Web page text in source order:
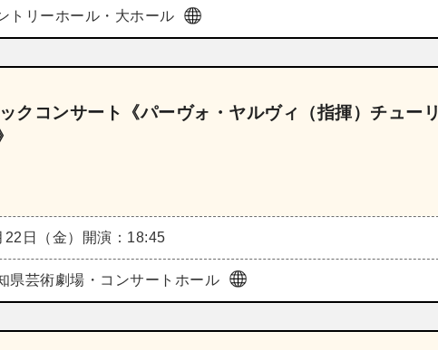
トリーホール・大ホール
クコンサート《パーヴォ・ヤルヴィ（指揮）チューリ
日（金） 開演：18:45
県芸術劇場・コンサートホール